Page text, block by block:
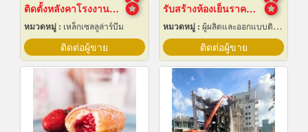
ติดตั้งหลังคาโรงงานเซลลูล่าร์บีม
หมวดหมู่ : เหล็กเซลลูล่าร์บีม
ติดต่อผู้ขาย
รับสร้างห้องเย็นราคาถูก
หมวดหมู่ : ผู้ผลิตและออกแบบติดตั้งห้องเย็น
ติดต่อผู้ขาย